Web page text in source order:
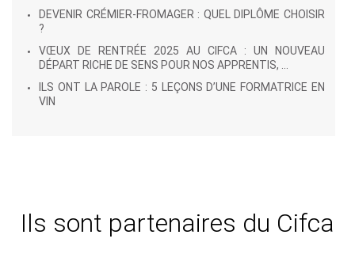
DEVENIR CRÉMIER-FROMAGER : QUEL DIPLÔME CHOISIR
?
VŒUX DE RENTRÉE 2025 AU CIFCA : UN NOUVEAU
DÉPART RICHE DE SENS POUR NOS APPRENTIS, ...
ILS ONT LA PAROLE : 5 LEÇONS D’UNE FORMATRICE EN
VIN
Ils sont partenaires du Cifca